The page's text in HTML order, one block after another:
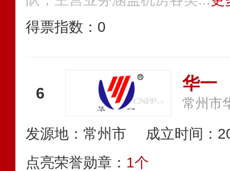
得票指数： 0
6 华一
发源地：常州市
成立时间：
点亮荣誉勋章： 1个